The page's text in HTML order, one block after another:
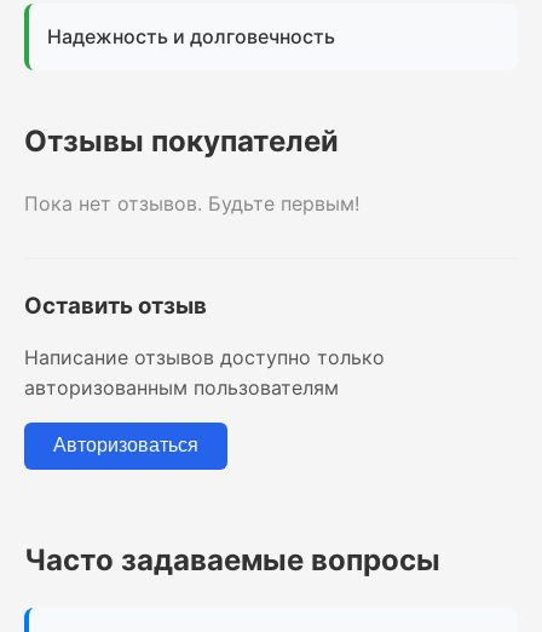
Надежность и долговечность
Отзывы покупателей
Пока нет отзывов. Будьте первым!
Оставить отзыв
Написание отзывов доступно только
авторизованным пользователям
Авторизоваться
Часто задаваемые вопросы